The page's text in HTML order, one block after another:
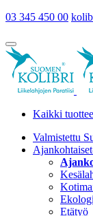
03 345 450 00
Kaikki
Valmistettu
Etätyö